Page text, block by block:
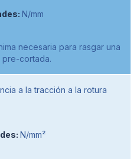
N/mm
necesaria para rasgar una
pre-cortada.
a la tracción a la rotura
N/mm²